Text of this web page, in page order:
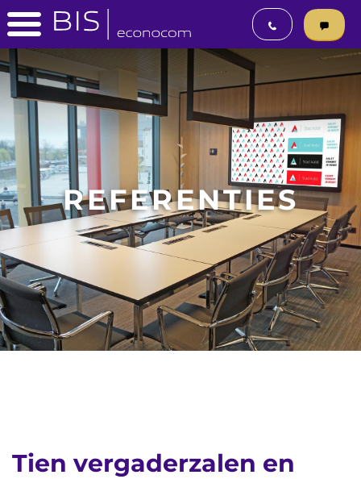
REFERENTIES
Tien vergaderzalen en